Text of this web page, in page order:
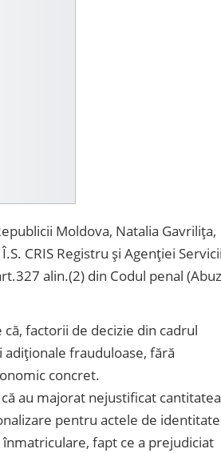
Moldova, Natalia Gavrilița,
CRIS Registru și Agenției
alin.(2) din Codul penal
factorii de decizie din cadrul
frauduloase, fără
concret.
au majorat nejustificat
pentru actele de identitate
fapt ce a prejudiciat